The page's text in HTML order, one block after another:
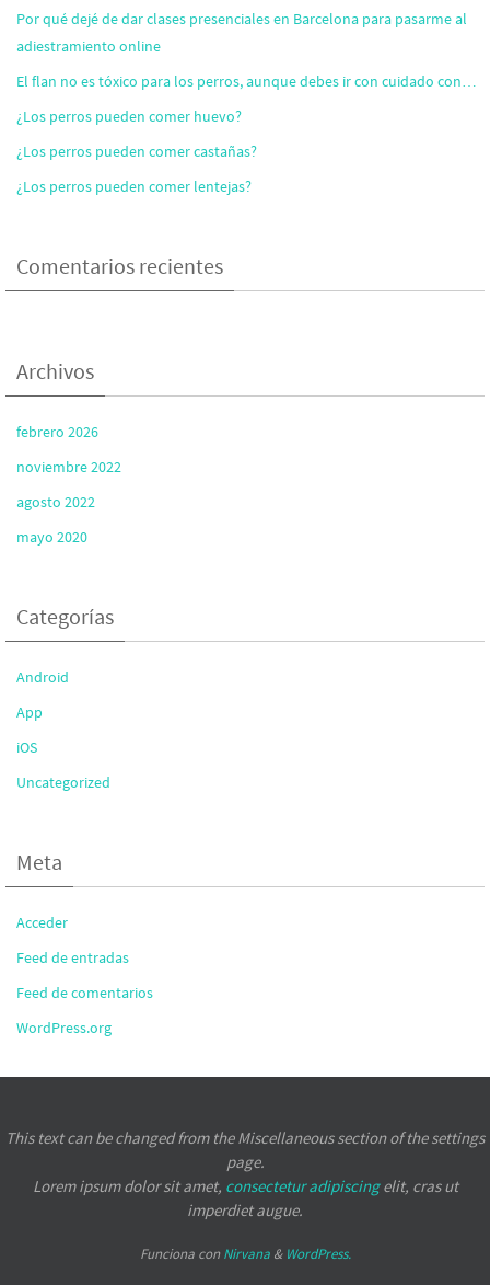
Por qué dejé de dar clases presenciales en Barcelona para pasarme al
adiestramiento online
El flan no es tóxico para los perros, aunque debes ir con cuidado con…
¿Los perros pueden comer huevo?
¿Los perros pueden comer castañas?
¿Los perros pueden comer lentejas?
Comentarios recientes
Archivos
febrero 2026
noviembre 2022
agosto 2022
mayo 2020
Categorías
Android
App
iOS
Uncategorized
Meta
Acceder
Feed de entradas
Feed de comentarios
WordPress.org
This text can be changed from the Miscellaneous section of the settings
page.
Lorem ipsumdolor sit amet, consectetur adipiscingelit, cras ut
imperdiet augue.
Funciona con Nirvana& WordPress.